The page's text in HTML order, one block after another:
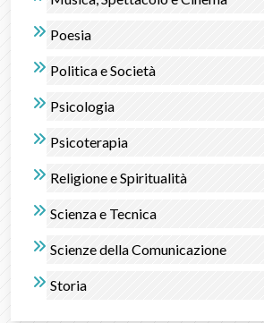
Poesia
Politica e Società
Psicologia
Psicoterapia
Religione e Spiritualità
Scienza e Tecnica
Scienze della Comunicazione
Storia